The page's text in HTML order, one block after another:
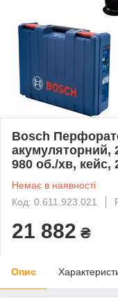
Bosch
акумуляторний,
980 об./хв, кейс,
Немає в наявності
Код: 0.611.923.021
21 882 ₴
Опис